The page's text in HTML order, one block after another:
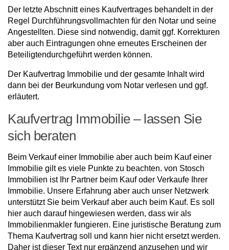
Der letzte Abschnitt eines Kaufvertrages behandelt in der
Regel Durchführungsvollmachten für den Notar und seine
Angestellten. Diese sind notwendig, damit ggf. Korrekturen
aber auch Eintragungen ohne erneutes Erscheinen der
Beteiligtendurchgeführt werden können.
Der Kaufvertrag Immobilie und der gesamte Inhalt wird
dann bei der Beurkundung vom Notar verlesen und ggf.
erläutert.
Kaufvertrag Immobilie – lassen Sie
sich beraten
Beim Verkauf einer Immobilie aber auch beim Kauf einer
Immobilie gilt es viele Punkte zu beachten. von Stosch
Immobilien ist Ihr Partner beim Kauf oder Verkaufe Ihrer
Immobilie. Unsere Erfahrung aber auch unser Netzwerk
unterstützt Sie beim Verkauf aber auch beim Kauf. Es soll
hier auch darauf hingewiesen werden, dass wir als
Immobilienmakler fungieren. Eine juristische Beratung zum
Thema Kaufvertrag soll und kann hier nicht ersetzt werden.
Daher ist dieser Text nur ergänzend anzusehen und wir